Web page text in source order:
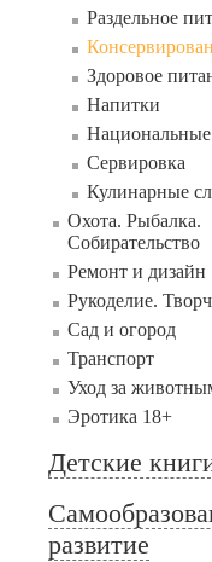
Раздельное
Здоровое
Напитки
Сервировка
Кулинарные
Охота. Рыбалка.
Собирательство
Ремонт и дизайн
Рукоделие.
Сад и огород
Транспорт
Уход за
Эротика 18+
Детские
развитие